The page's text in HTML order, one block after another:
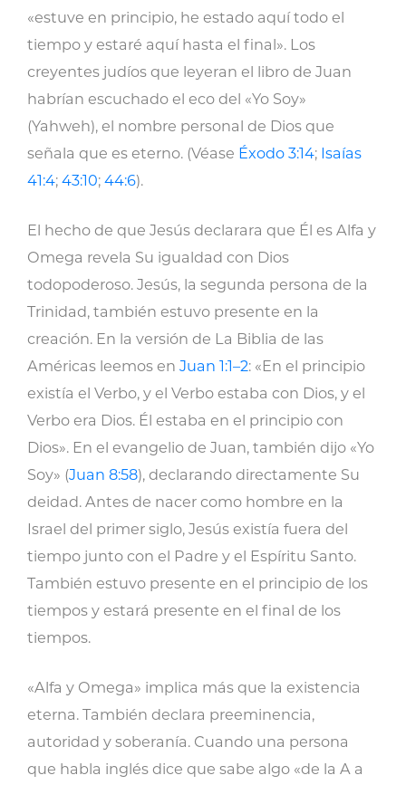
«estuve en principio, he estado aquí todo el
tiempo y estaré aquí hasta el final». Los
creyentes judíos que leyeran el libro de Juan
habrían escuchado el eco del «Yo Soy»
(Yahweh), el nombre personal de Dios que
señala que es eterno. (Véase Éxodo 3:14; Isaías
41:4; 43:10; 44:6).
El hecho de que Jesús declarara que Él es Alfa y
Omega revela Su igualdad con Dios
todopoderoso. Jesús, la segunda persona de la
Trinidad, también estuvo presente en la
creación. En la versión de La Biblia de las
Américas leemos en Juan 1:1–2: «En el principio
existía el Verbo, y el Verbo estaba con Dios, y el
Verbo era Dios. Él estaba en el principio con
Dios». En el evangelio de Juan, también dijo «Yo
Soy» (Juan 8:58), declarando directamente Su
deidad. Antes de nacer como hombre en la
Israel del primer siglo, Jesús existía fuera del
tiempo junto con el Padre y el Espíritu Santo.
También estuvo presente en el principio de los
tiempos y estará presente en el final de los
tiempos.
«Alfa y Omega» implica más que la existencia
eterna. También declara preeminencia,
autoridad y soberanía. Cuando una persona
que habla inglés dice que sabe algo «de la A a